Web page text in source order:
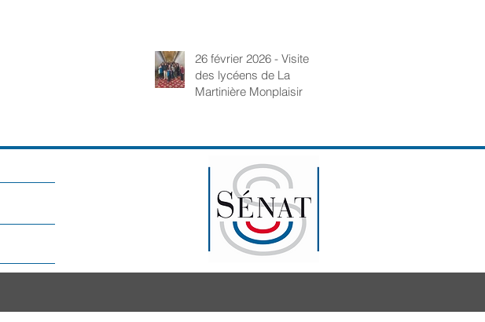
26 février 2026 - Visite
des lycéens de La
Martinière Monplaisir